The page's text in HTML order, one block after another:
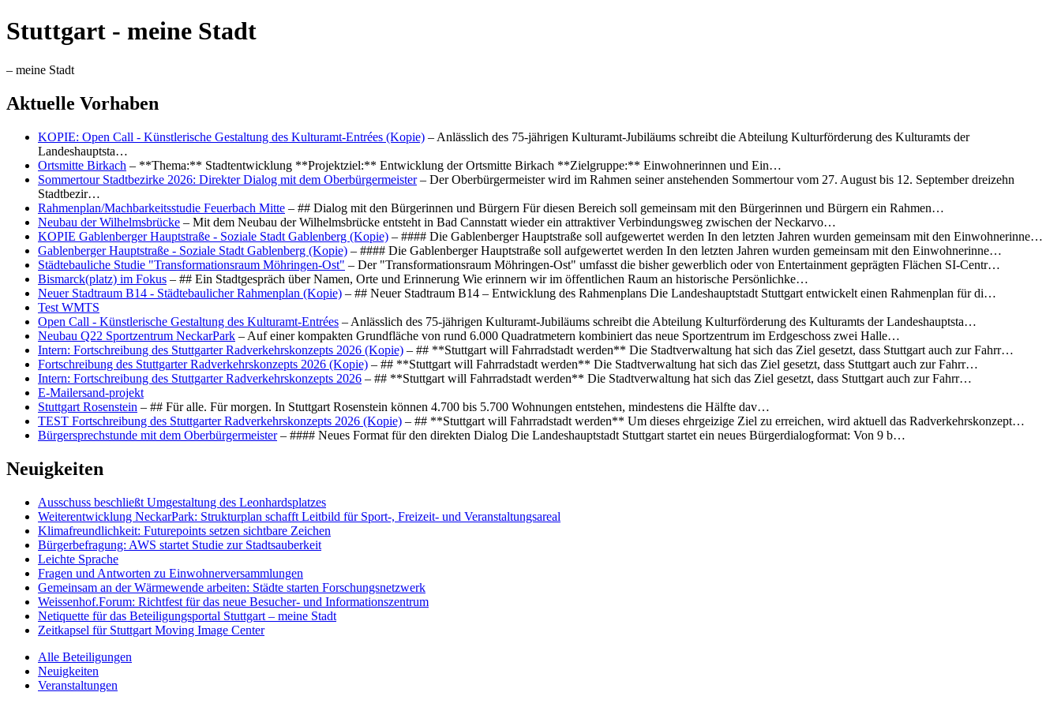
Stuttgart - meine Stadt
– meine Stadt
Aktuelle Vorhaben
KOPIE: Open Call - Künstlerische Gestaltung des Kulturamt-Entrées (Kopie) – Anlässlich des 75-jährigen Kulturamt-Jubiläums schreibt die Abteilung Kulturförderung des Kulturamts der
Landeshauptsta…
Ortsmitte Birkach – **Thema:** Stadtentwicklung **Projektziel:** Entwicklung der Ortsmitte Birkach **Zielgruppe:** Einwohnerinnen und Ein…
Sommertour Stadtbezirke 2026: Direkter Dialog mit dem Oberbürgermeister– Der Oberbürgermeister wird im Rahmen seiner anstehenden Sommertour vom 27. August bis 12. September dreizehn
Stadtbezir…
Rahmenplan/Machbarkeitsstudie Feuerbach Mitte – ## Dialog mit den Bürgerinnen und Bürgern Für diesen Bereich soll gemeinsam mit den Bürgerinnen und Bürgern ein Rahmen…
Neubau der Wilhelmsbrücke – Mit dem Neubau der Wilhelmsbrücke entsteht in Bad Cannstatt wieder ein attraktiver Verbindungsweg zwischen der Neckarvo…
KOPIE Gablenberger Hauptstraße - Soziale Stadt Gablenberg (Kopie) – #### Die Gablenberger Hauptstraße soll aufgewertet werden In den letzten Jahren wurden gemeinsam mit den Einwohnerinne…
Gablenberger Hauptstraße - Soziale Stadt Gablenberg (Kopie) – #### Die Gablenberger Hauptstraße soll aufgewertet werden In den letzten Jahren wurden gemeinsam mit den Einwohnerinne…
Städtebauliche Studie "Transformationsraum Möhringen-Ost" – Der "Transformationsraum Möhringen-Ost" umfasst die bisher gewerblich oder von Entertainment geprägten Flächen SI-Centr…
Bismarck(platz) im Fokus – ## Ein Stadtgespräch über Namen, Orte und Erinnerung Wie erinnern wir im öffentlichen Raum an historische Persönlichke…
Neuer Stadtraum B14 - Städtebaulicher Rahmenplan (Kopie) – ## Neuer Stadtraum B14 – Entwicklung des Rahmenplans Die Landeshauptstadt Stuttgart entwickelt einen Rahmenplan für di…
Test WMTS
Open Call - Künstlerische Gestaltung des Kulturamt-Entrées – Anlässlich des 75-jährigen Kulturamt-Jubiläums schreibt die Abteilung Kulturförderung des Kulturamts der Landeshauptsta…
Neubau Q22 Sportzentrum NeckarPark – Auf einer kompakten Grundfläche von rund 6.000 Quadratmetern kombiniert das neue Sportzentrum im Erdgeschoss zwei Halle…
Intern: Fortschreibung des Stuttgarter Radverkehrskonzepts 2026 (Kopie) – ## **Stuttgart will Fahrradstadt werden** Die Stadtverwaltung hat sich das Ziel gesetzt, dass Stuttgart auch zur Fahrr…
Fortschreibung des Stuttgarter Radverkehrskonzepts 2026 (Kopie) – ## **Stuttgart will Fahrradstadt werden** Die Stadtverwaltung hat sich das Ziel gesetzt, dass Stuttgart auch zur Fahrr…
Intern: Fortschreibung des Stuttgarter Radverkehrskonzepts 2026 – ## **Stuttgart will Fahrradstadt werden** Die Stadtverwaltung hat sich das Ziel gesetzt, dass Stuttgart auch zur Fahrr…
E-Mailersand-projekt
Stuttgart Rosenstein – ## Für alle. Für morgen. In Stuttgart Rosenstein können 4.700 bis 5.700 Wohnungen entstehen, mindestens die Hälfte dav…
TEST Fortschreibung des Stuttgarter Radverkehrskonzepts 2026 (Kopie) – ## **Stuttgart will Fahrradstadt werden** Um dieses ehrgeizige Ziel zu erreichen, wird aktuell das Radverkehrskonzept…
Bürgersprechstunde mit dem Oberbürgermeister– #### Neues Format für den direkten Dialog Die Landeshauptstadt Stuttgart startet ein neues Bürgerdialogformat: Von 9 b…
Neuigkeiten
Ausschuss beschließt Umgestaltung des Leonhards­platzes
Weiterentwicklung NeckarPark: Strukturplan schafft Leitbild für Sport-, Freizeit- und Veranstaltungsareal
Klimafreundlichkeit: Futurepoints setzen sichtbare Zeichen
Bürgerbefragung: AWS startet Studie zur Stadtsauberkeit
Leichte Sprache
Fragen und Antworten zu Einwohnerversammlungen
Gemeinsam an der Wärmewende arbeiten: Städte starten Forschungsnetzwerk
Weissenhof.Forum: Richtfest für das neue Besucher- und Informationszentrum
Netiquette für das Beteiligungsportal Stuttgart – meine Stadt
Zeitkapsel für Stuttgart Moving Image Center
Alle Beteiligungen
Neuigkeiten
Veranstaltungen